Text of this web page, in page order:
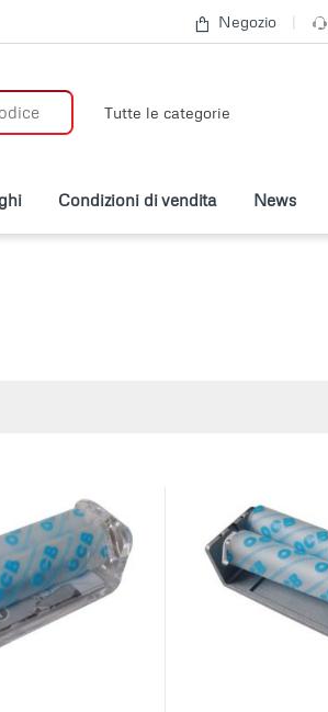
Negozio
Condizioni di vendita News